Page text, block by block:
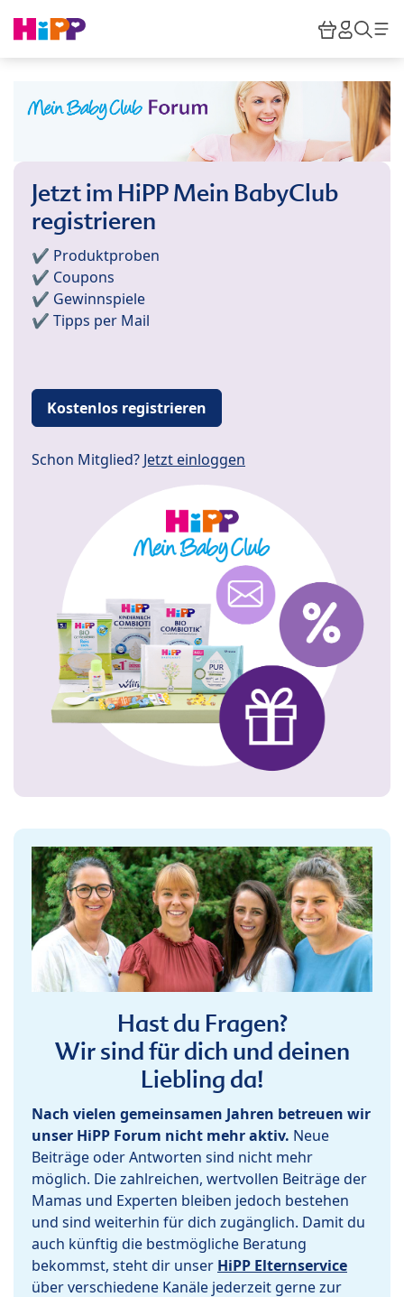
HiPP
Jetzt im HiPP Mein BabyClub
registrieren
✔️ Produktproben
✔️ Coupons
✔️ Gewinnspiele
✔️ Tipps per Mail
Kostenlos registrieren
Schon Mitglied? Jetzt einloggen
Hast du Fragen?
Wir sind für dich und deinen
Liebling da!
Nach vielen gemeinsamen Jahren betreuen wir
unser HiPP Forum nicht mehr aktiv. Neue
Beiträge oder Antworten sind nicht mehr
möglich. Die zahlreichen, wertvollen Beiträge der
Mamas und Experten bleiben jedoch bestehen
und sind weiterhin für dich zugänglich. Damit du
auch künftig die bestmögliche Beratung
bekommst, steht dir unser HiPP Elternservice
über verschiedene Kanäle jederzeit gerne zur